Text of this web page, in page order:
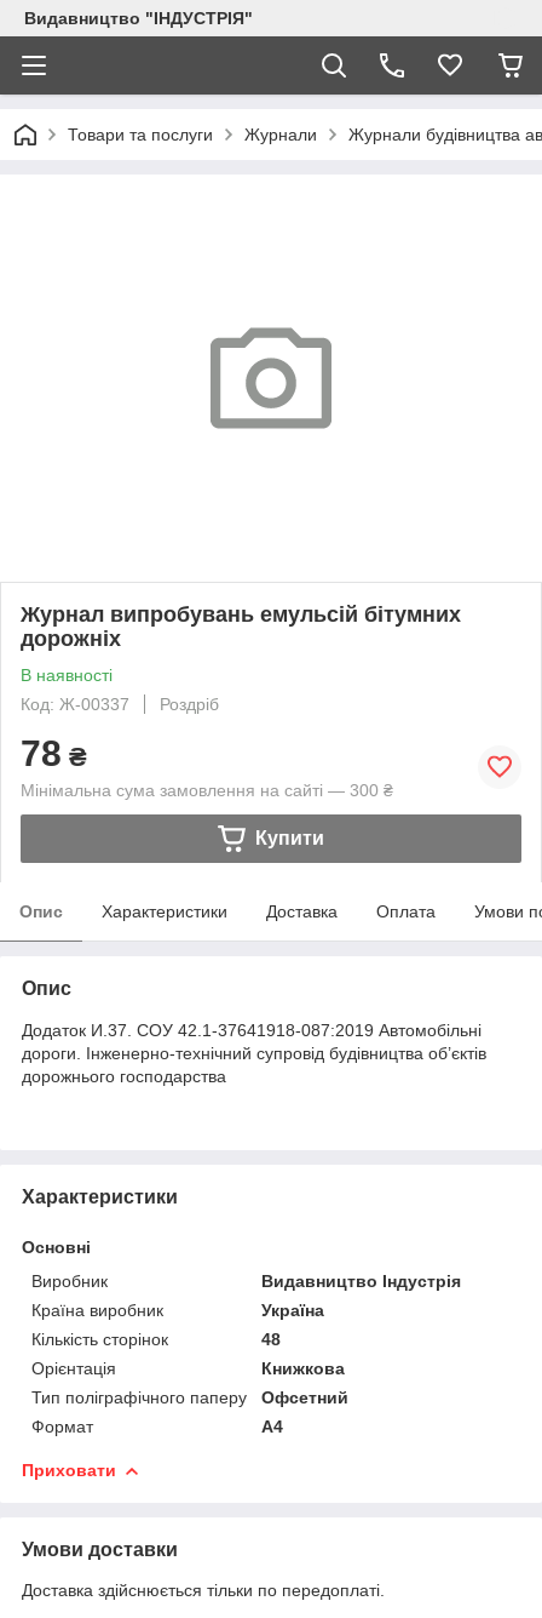
Видавництво "ІНДУСТРІЯ"
Товари та послуги Журнали Журнали будівництва
Журнал випробувань емульсій бітумних
дорожніх
В наявності
Код: Ж-00337
Роздріб
78 ₴
Мінімальна сума замовлення на сайті — 300 ₴
Купити
Опис Характеристики Доставка Оплата Умови
Опис
Додаток И.37. СОУ 42.1-37641918-087:2019 Автомобільні
дороги. Інженерно-технічний супровід будівництва об’єктів
дорожнього господарства
Характеристики
Основні
Виробник
Видавництво Індустрія
Країна виробник
Україна
Кількість сторінок
48
Орієнтація
Книжкова
Тип поліграфічного паперу
Офсетний
Формат
A4
Приховати
Умови доставки
Доставка здійснюється тільки по передоплаті.